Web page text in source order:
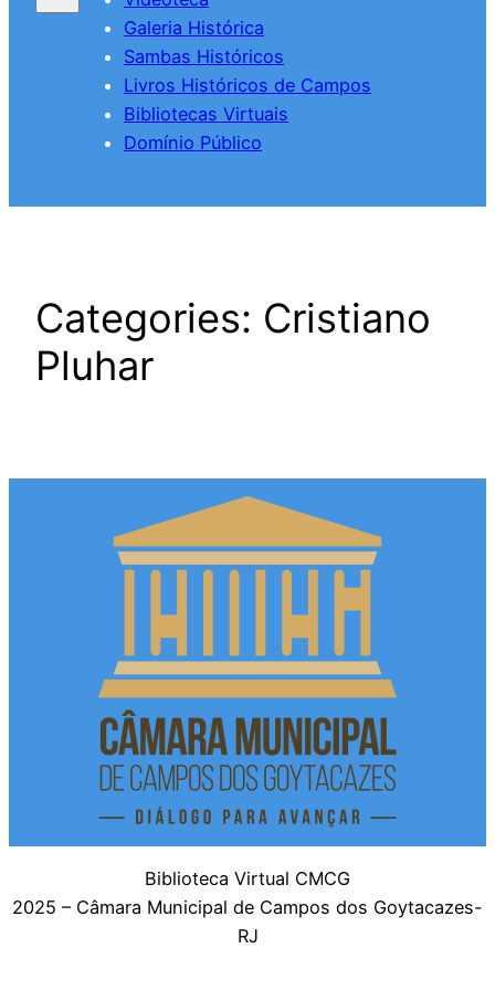
Galeria Histórica
Sambas Históricos
Livros Históricos de Campos
Bibliotecas Virtuais
Domínio Público
Categories: Cristiano
Pluhar
Biblioteca Virtual CMCG
2025 – Câmara Municipal de Campos dos Goytacazes-
RJ